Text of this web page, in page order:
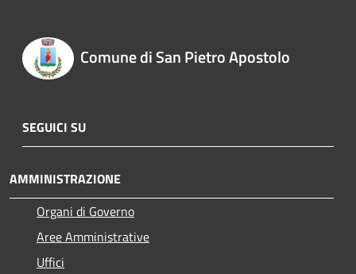
Comune di San Pietro Apostolo
SEGUICI SU
AMMINISTRAZIONE
Organi di Governo
Aree Amministrative
Uffici